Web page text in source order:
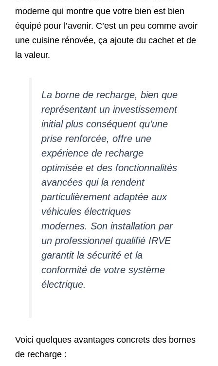
moderne qui montre que votre bien est bien
équipé pour l’avenir. C’est un peu comme avoir
une cuisine rénovée, ça ajoute du cachet et de
la valeur.
La borne de recharge, bien que
représentant un investissement
initial plus conséquent qu’une
prise renforcée, offre une
expérience de recharge
optimisée et des fonctionnalités
avancées qui la rendent
particulièrement adaptée aux
véhicules électriques
modernes. Son installation par
un professionnel qualifié IRVE
garantit la sécurité et la
conformité de votre système
électrique.
Voici quelques avantages concrets des bornes
de recharge :